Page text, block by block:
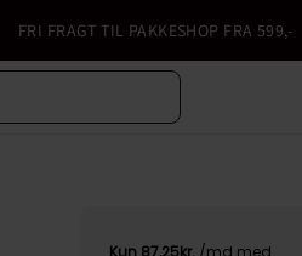
FRI FRAGT TIL PAKKESHOP FRA 599,-